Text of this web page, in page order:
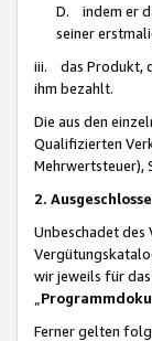
D. indem er
seiner
iii. das Produkt,
ihm bezahlt.
Die aus den
Qualifizierten
Mehrwertsteuer),
2.
Unbeschadet des
wir jeweils für
Ferner gelten